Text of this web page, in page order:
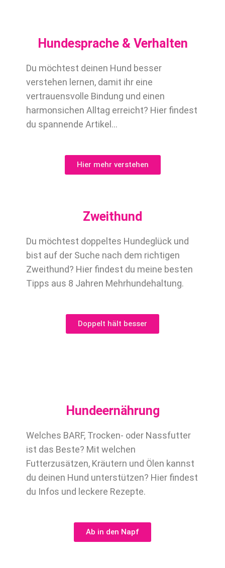
Hundesprache & Verhalten
Du möchtest deinen Hund besser
verstehen lernen, damit ihr eine
vertrauensvolle Bindung und einen
harmonsichen Alltag erreicht? Hier findest
du spannende Artikel…
Hier mehr verstehen
Zweithund
Du möchtest doppeltes Hundeglück und
bist auf der Suche nach dem richtigen
Zweithund? Hier findest du meine besten
Tipps aus 8 Jahren Mehrhundehaltung.
Doppelt hält besser
Hundeernährung
Welches BARF, Trocken- oder Nassfutter
ist das Beste? Mit welchen
Futterzusätzen, Kräutern und Ölen kannst
du deinen Hund unterstützen? Hier findest
du Infos und leckere Rezepte.
Ab in den Napf